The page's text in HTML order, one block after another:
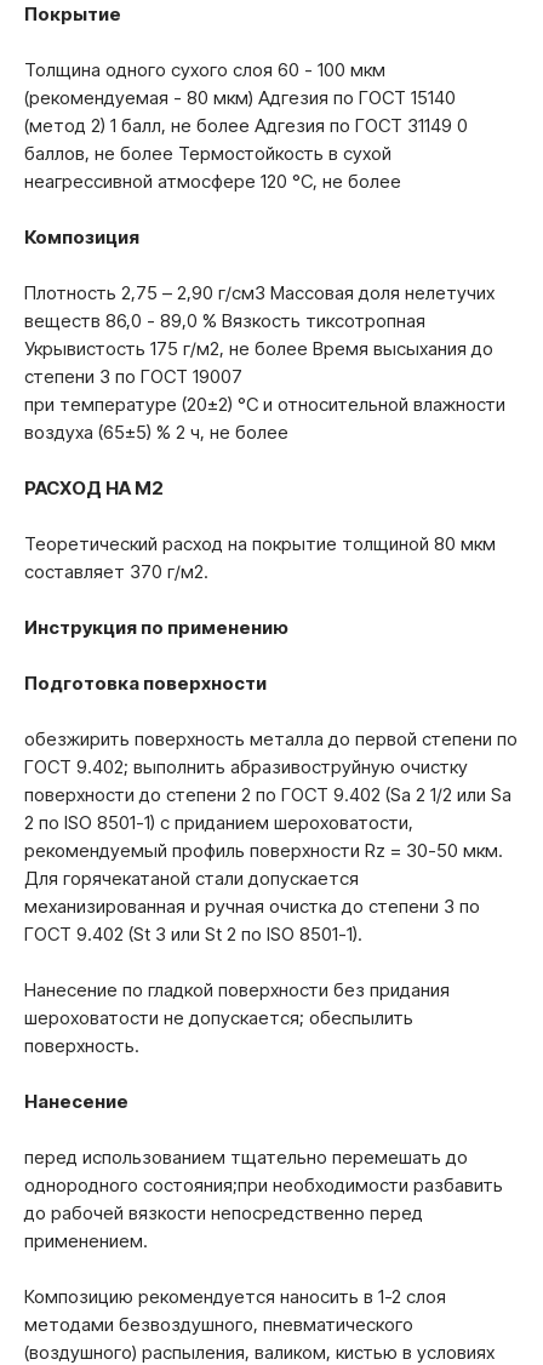
Покрытие
Толщина одного сухого слоя 60 - 100 мкм
(рекомендуемая - 80 мкм) Адгезия по ГОСТ 15140
(метод 2) 1 балл, не более Адгезия по ГОСТ 31149 0
баллов, не более Термостойкость в сухой
неагрессивной атмосфере 120 °С, не более
Композиция
Плотность 2,75 – 2,90 г/см3 Массовая доля нелетучих
веществ 86,0 - 89,0 % Вязкость тиксотропная
Укрывистость 175 г/м2, не более Время высыхания до
степени 3 по ГОСТ 19007
при температуре (20±2) °С и относительной влажности
воздуха (65±5) % 2 ч, не более
РАСХОД НА М2
Теоретический расход на покрытие толщиной 80 мкм
составляет 370 г/м2.
Инструкция по применению
Подготовка поверхности
обезжирить поверхность металла до первой степени по
ГОСТ 9.402; выполнить абразивоструйную очистку
поверхности до степени 2 по ГОСТ 9.402 (Sa 2 1/2 или Sa
2 по ISО 8501-1) с приданием шероховатости,
рекомендуемый профиль поверхности Rz = 30-50 мкм.
Для горячекатаной стали допускается
механизированная и ручная очистка до степени 3 по
ГОСТ 9.402 (St 3 или St 2 по ISО 8501-1).
Нанесение по гладкой поверхности без придания
шероховатости не допускается; обеспылить
поверхность.
Нанесение
перед использованием тщательно перемешать до
однородного состояния;при необходимости разбавить
до рабочей вязкости непосредственно перед
применением.
Композицию рекомендуется наносить в 1-2 слоя
методами безвоздушного, пневматического
(воздушного) распыления, валиком, кистью в условиях